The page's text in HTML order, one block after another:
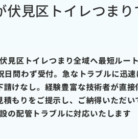
見区トイレつま
伏見区トイレつまり全域へ最短ルー
日問わず受付。急なトラブルに迅
請けなし。経験豊富な技術者が直接
積もりをご提示し、ご納得いただ
の配管トラブルに対応いたします